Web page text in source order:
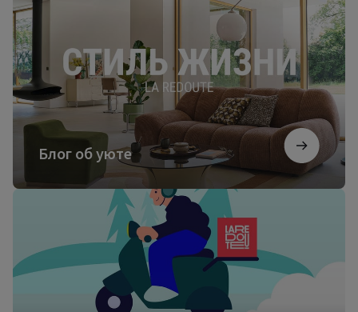
Блог об уюте
уюте
Посмотреть